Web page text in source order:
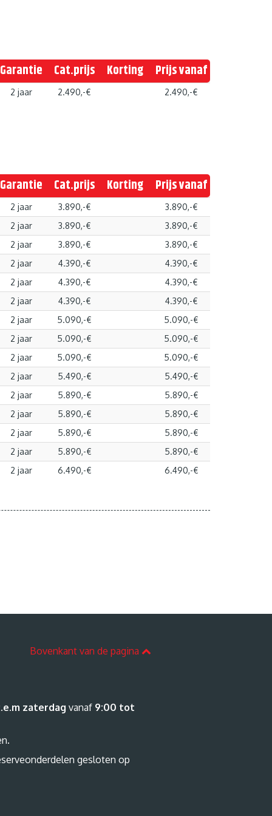
Garantie Cat.prijs Korting Prijs vanaf
2 jaar 2.490,-€ 2.490,-€
Garantie Cat.prijs Korting Prijs vanaf
2 jaar 3.890,-€
3.890,-€
2 jaar 3.890,-€
3.890,-€
2 jaar 3.890,-€
3.890,-€
2 jaar 4.390,-€
4.390,-€
2 jaar 4.390,-€
4.390,-€
2 jaar 4.390,-€
4.390,-€
2 jaar 5.090,-€
5.090,-€
2 jaar 5.090,-€
5.090,-€
2 jaar 5.090,-€
5.090,-€
2 jaar 5.490,-€
5.490,-€
2 jaar 5.890,-€
5.890,-€
2 jaar 5.890,-€
5.890,-€
2 jaar 5.890,-€
5.890,-€
2 jaar 5.890,-€
5.890,-€
2 jaar 6.490,-€ 6.490,-€
Bovenkant van de pagina
zaterdag vanaf 9:00 tot
gesloten op